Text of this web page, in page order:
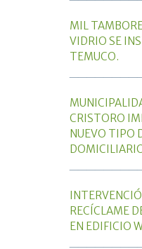
MIL
VIDRIO SE
TEMUCO.
CRISTORO
NUEVO TIPO
RECÍCLAME
EN EDIFICIO